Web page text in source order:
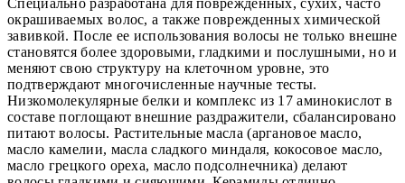
Специально разработана для поврежденных, сухих, часто
окрашиваемых волос, а также поврежденных химической
завивкой. После ее использования волосы не только внешне
становятся более здоровыми, гладкими и послушными, но и
меняют свою структуру на клеточном уровне, это
подтверждают многочисленные научные тесты.
Низкомолекулярные белки и комплекс из 17 аминокислот в
составе поглощают внешние раздражители, сбалансировано
питают волосы. Растительные масла (аргановое масло,
масло камелии, масла сладкого миндаля, кокосовое масло,
масло грецкого ореха, масло подсолнечника) делают